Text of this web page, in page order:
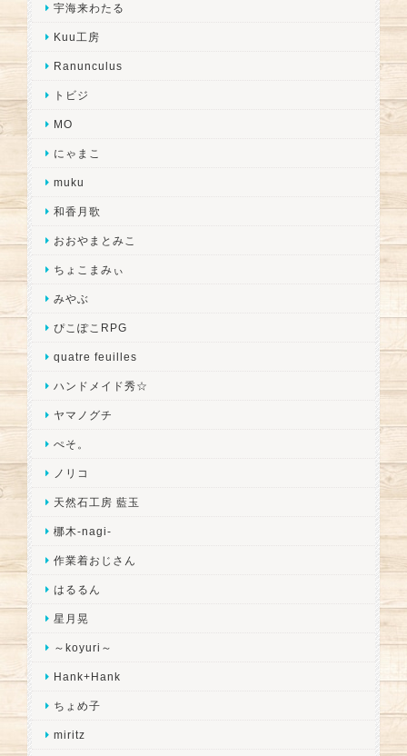
宇海来わたる
Kuu工房
Ranunculus
トビジ
MO
にゃまこ
muku
和香月歌
おおやまとみこ
ちょこまみぃ
みやぶ
ぴこぽこRPG
quatre feuilles
ハンドメイド秀☆
ヤマノグチ
ぺそ。
ノリコ
天然石工房 藍玉
梛木-nagi-
作業着おじさん
はるるん
星月晃
～koyuri～
Hank+Hank
ちょめ子
miritz